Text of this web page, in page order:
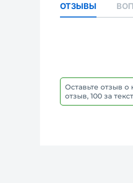
ОТЗЫВЫ
Оставьте отзыв
отзыв, 100 за